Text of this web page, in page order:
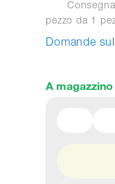
pezzo da 1
Domande
A magazzino